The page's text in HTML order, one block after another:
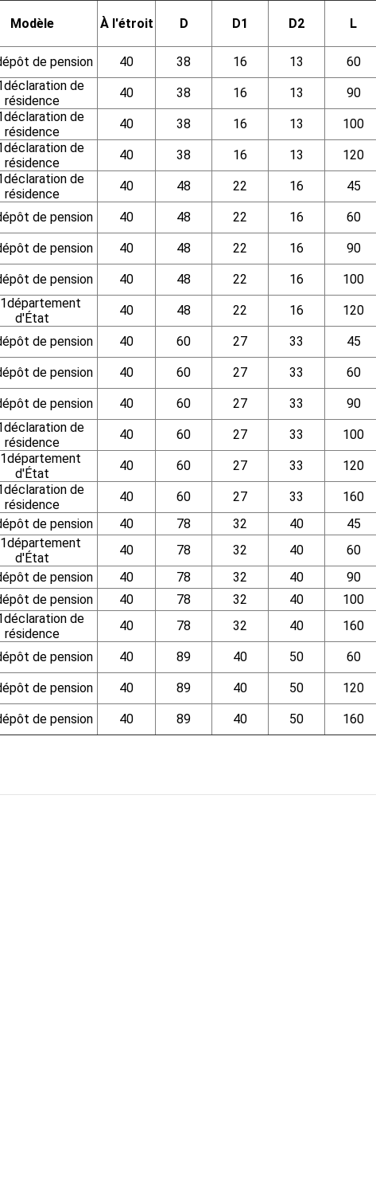
Modèle À l'étroit D D1 D2 L
de pension 40 38 16 13 60
de
résidence
40 38 16 13 90
de
résidence
40 38 16 13 100
de
résidence
40 38 16 13 120
de
résidence
40 48 22 16 45
de pension 40 48 22 16 60
de pension 40 48 22 16 90
de pension 40 48 22 16 100
d'État
40 48 22 16 120
de pension 40 60 27 33 45
de pension 40 60 27 33 60
de pension 40 60 27 33 90
de
résidence
40 60 27 33 100
d'État
40 60 27 33 120
de
résidence
40 60 27 33 160
de pension
40 78 32 40 45
d'État
40 78 32 40 60
de pension
40 78 32 40 90
de pension
40 78 32 40 100
de
résidence
40 78 32 40 160
de pension 40 89 40 50 60
de pension 40 89 40 50 120
de pension 40 89 40 50 160